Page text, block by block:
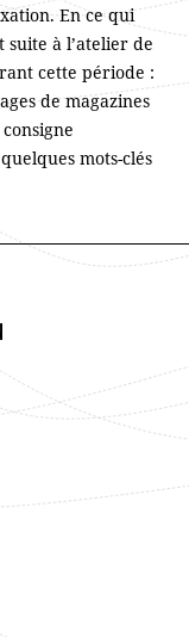
En ce qui
suite à l’atelier de
cette période :
de magazines
mots-clés